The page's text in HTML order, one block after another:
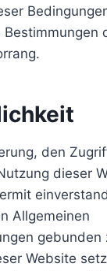
den
dieser
Allgemeinen
gebunden
Website